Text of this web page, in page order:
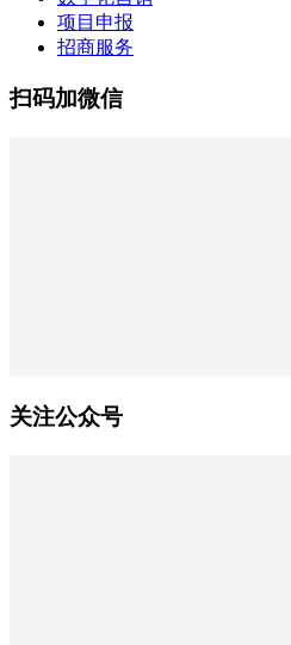
项目申报
招商服务
扫码加微信
关注公众号